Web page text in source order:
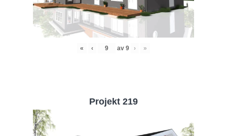
« ‹ av 9 › »
Projekt 219